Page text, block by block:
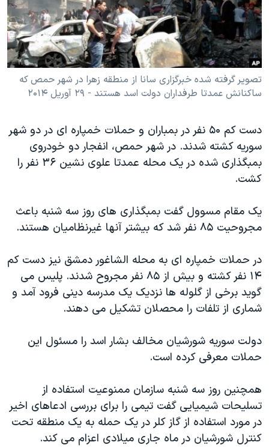
فرهنگ و زندگی
حقوق شهروندی
اقتصادی
علم و فناوری
اسرائیل در جنگ
آرشیو پخش زنده
مستندها
انتخابات ریاست جمهوری آمریکا ۲۰۲۴
حمله جمهوری اسلامی به اسرائیل
رمز مهسا
ورزش زنان در ایران
مجموعه مستندهای دادخواهی
تریبونال مردمی آبان ۹۸
دادگاه حمید نوری
چهل سال گروگان‌گیری
قانون شفافیت دارائی کادر رهبری ایران
اسرائیل در جنگ
نرگس محمدی برنده جایزه نوبل صلح
همایش محافظه‌کاران آمریکا «سی‌پک»
صفحه‌های ویژه
سفر پرزیدنت ترامپ به چین
دنبال کنید
زبانهای مختلف
تصویر گرفته شده خبرگزاری سانا از منطقه زهرا در شهر حمص که
ساکنانش عمدتا طرفداران دولت اسد هستند - ۲۹ آوریل ۲۰۱۴
دست کم ۵۰ نفر در بمباران و حملات خمپاره ای در دو شهر
سوریه کشته شدند. در شهر حمص، انفجار دو خودروی
بمبگذاری شده در یک محله عمدتا علوی نشین ۳۶ نفر را
کشت.
یک مقام مسوول گفت بمبگذاری های روز سه شنبه باعث
مجروحیت ۸۵ نفر شد که بیشتر آنها غیرنظامیان هستند.
در حملات خمپاره ای به محله الشاغور دمشق نیز دست کم
۱۴ نفر کشته و بیش از ۸۵ نفر مجروح شدند. پلیس می
گوید برخی از گلوله ها نزدیک یک مدرسه دینی فرود آمد و
شماری از تلفات را محصلان تشکیل می دهند.
دولت سوریه شورشیان مخالف بشار اسد را مسئول این
حملات معرفی کرده است.
همچنین روز سه شنبه سازمان ممنوعیت استفاده از
تسلیحات شیمیایی گفت تیمی را برای بررسی ادعاهای اخیر
در مورد استفاده از گاز کلر در یک حمله به یک منطقه تحت
کنترل شورشیان در ماه جاری میلادی اعزام می کند.